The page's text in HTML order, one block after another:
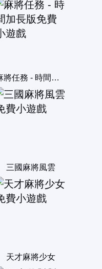
麻將任務 - 時間加長版
三國麻將風雲
天才麻將少女